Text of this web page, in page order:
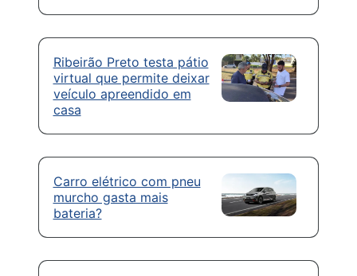
Ribeirão Preto testa pátio
virtual que permite deixar
veículo apreendido em
casa
Carro elétrico com pneu
murcho gasta mais
bateria?